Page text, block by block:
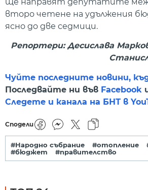
второ четене на удължения
ясно до две седмици.
Репортери: Десислава
Чуйте последните новини,
Последвайте ни във Facebook
Следете и канала на БНТ в
Сподели
#Народно събрание #отопление
#бюджет
#правителство